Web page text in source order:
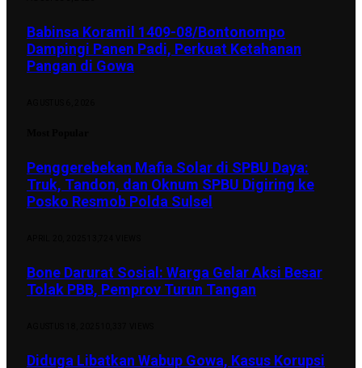
Babinsa Koramil 1409-08/Bontonompo
Dampingi Panen Padi, Perkuat Ketahanan
Pangan di Gowa
Penggerebekan Mafia Solar di SPBU Daya:
Truk, Tandon, dan Oknum SPBU Digiring ke
Posko Resmob Polda Sulsel
Bone Darurat Sosial: Warga Gelar Aksi Besar
Tolak PBB, Pemprov Turun Tangan
Diduga Libatkan Wabup Gowa, Kasus Korupsi